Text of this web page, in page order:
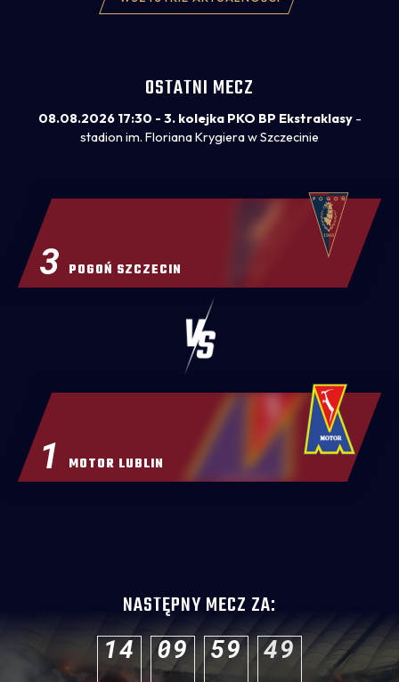
OSTATNI MECZ
08.08.2026 17:30 - 3. kolejka PKO BP Ekstraklasy-
stadion im. Floriana Krygiera w Szczecinie
3 POGOŃ SZCZECIN
MOTOR LUBLIN
1
NASTĘPNY MECZ ZA:
14 09 59 48